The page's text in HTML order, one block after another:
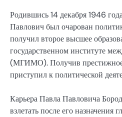
Родившись 14 декабря 1946
Павлович был очарован
получил второе высшее
государственном институте
(МГИМО). Получив престижное
приступил к политической
Карьера Павла Павловича
взлетать после его назначения